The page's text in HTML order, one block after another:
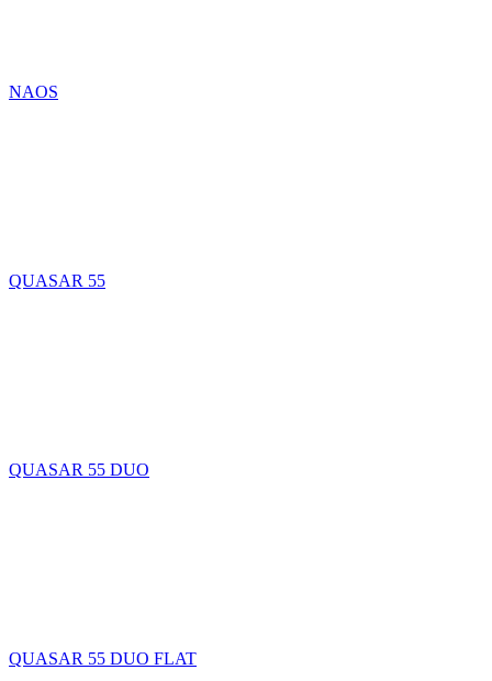
NAOS
QUASAR 55
QUASAR 55 DUO
QUASAR 55 DUO FLAT